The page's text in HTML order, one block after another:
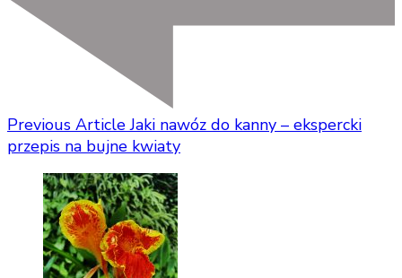
Previous Article Jaki nawóz do kanny – ekspercki
przepis na bujne kwiaty